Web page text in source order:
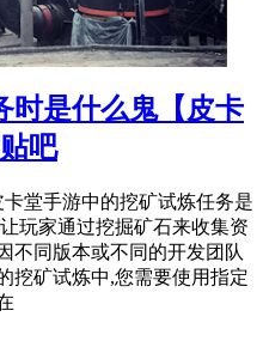
时是什么鬼【皮卡
吧
堂手游中的挖矿试炼任务是
玩家通过挖掘矿石来收集资
不同版本或不同的开发团队
挖矿试炼中,您需要使用指定